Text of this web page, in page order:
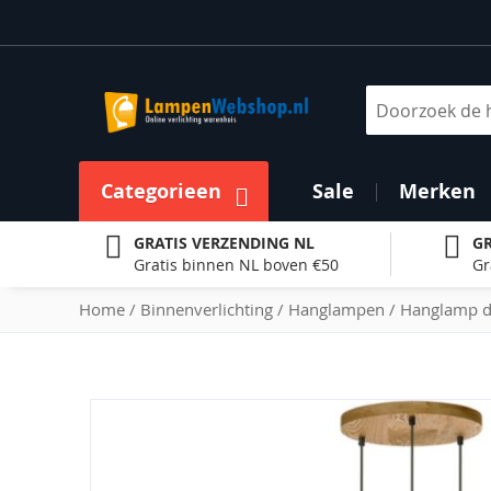
naar
inhoud
Categorieen Sale Merken
GRATIS VERZENDING NL
Gratis binnen NL boven €50
Home Binnenverlichting Hanglampen Hanglamp